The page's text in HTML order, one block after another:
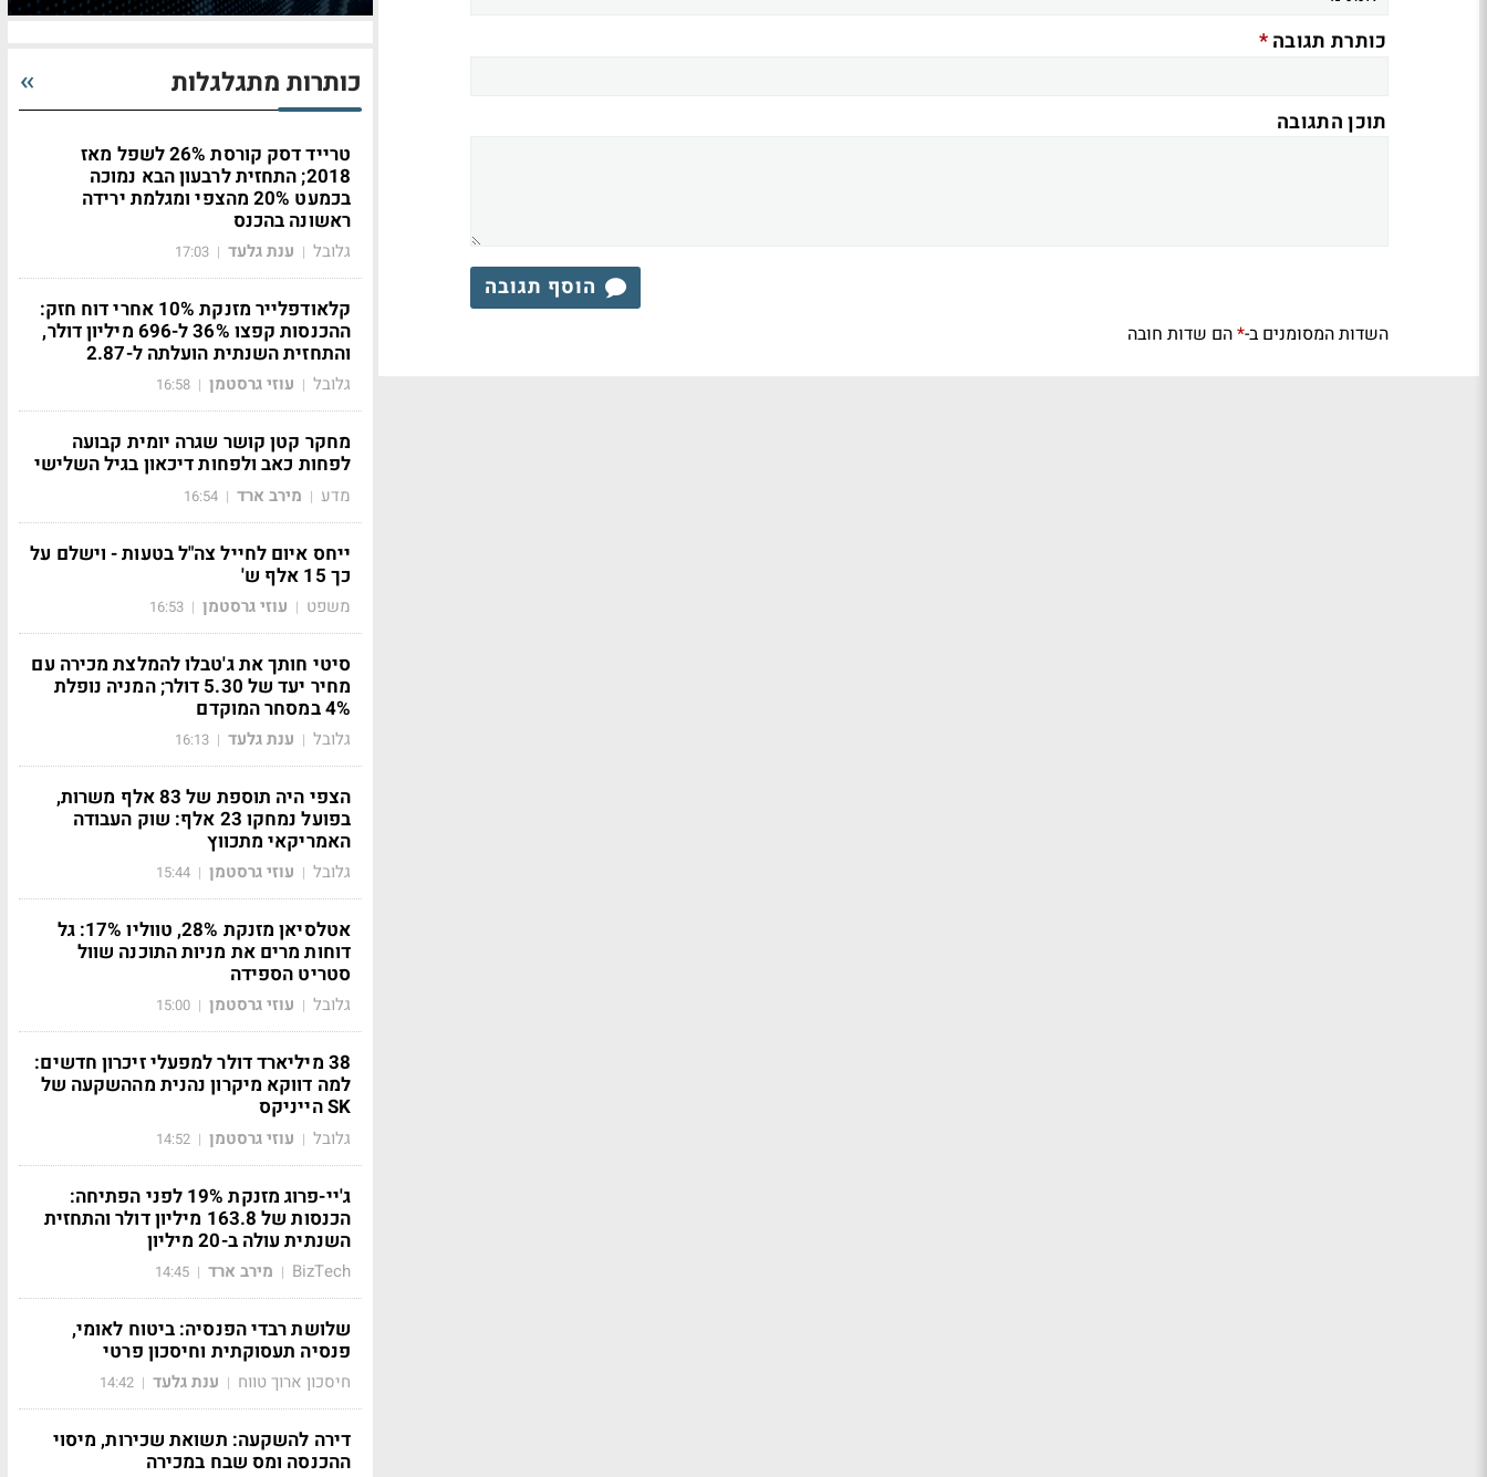
כותרת תגובה*
תוכן התגובה
הוסף תגובה
השדות המסומנים ב-*הם שדות חובה
כותרות מתגלגלות
טרייד דסק קורסת 26% לשפל מאז
2018; התחזית לרבעון הבא נמוכה
בכמעט 20% מהצפי ומגלמת ירידה
ראשונה בהכנס
גלובל | ענת גלעד |
17:03
קלאודפלייר מזנקת 10% אחרי דוח חזק:
ההכנסות קפצו 36% ל-696 מיליון דולר,
והתחזית השנתית הועלתה ל-2.87
גלובל | עוזי גרסטמן |
16:58
מחקר קטן קושר שגרה יומית קבועה
לפחות כאב ולפחות דיכאון בגיל השלישי
מדע | מירב ארד |
16:54
ייחס איום לחייל צה"ל בטעות - וישלם על
כך 15 אלף ש'
משפט | עוזי גרסטמן |
16:53
סיטי חותך את ג'טבלו להמלצת מכירה עם
מחיר יעד של 5.30 דולר; המניה נופלת
4% במסחר המוקדם
גלובל | ענת גלעד |
16:13
הצפי היה תוספת של 83 אלף משרות,
בפועל נמחקו 23 אלף: שוק העבודה
האמריקאי מתכווץ
גלובל | עוזי גרסטמן |
15:44
אטלסיאן מזנקת 28%, טווליו 17%: גל
דוחות מרים את מניות התוכנה שוול
סטריט הספידה
גלובל | עוזי גרסטמן |
15:00
38 מיליארד דולר למפעלי זיכרון חדשים:
למה דווקא מיקרון נהנית מההשקעה של
SK הייניקס
גלובל | עוזי גרסטמן |
14:52
ג'יי-פרוג מזנקת 19% לפני הפתיחה:
הכנסות של 163.8 מיליון דולר והתחזית
השנתית עולה ב-20 מיליון
BizTech
| מירב ארד |
14:45
שלושת רבדי הפנסיה: ביטוח לאומי,
פנסיה תעסוקתית וחיסכון פרטי
חיסכון ארוך טווח | ענת גלעד |
14:42
דירה להשקעה: תשואת שכירות, מיסוי
ההכנסה ומס שבח במכירה